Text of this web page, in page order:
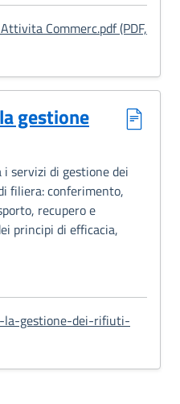
Commerc.pdf (PDF,
attività commerciali
gestione
servizi di gestione dei
filiera: conferimento,
recupero e
principi di efficacia,
la-gestione-dei-rifiuti-
per la gestione dei